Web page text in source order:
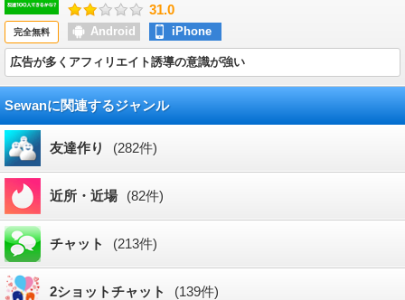
完全無料
31.0
Android iPhone
広告が多くアフィリエイト誘導の意識が強い
Sewanに関連するジャンル
友達作り (282件)
近所・近場 (82件)
チャット (213件)
2ショットチャット (139件)